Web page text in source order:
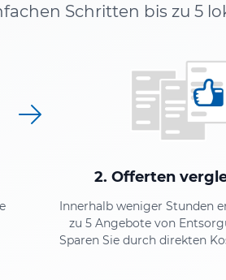
Schritten bis zu 5
2. Offerten
Innerhalb weniger Stunden
zu 5 Angebote von
Sparen Sie durch direkten